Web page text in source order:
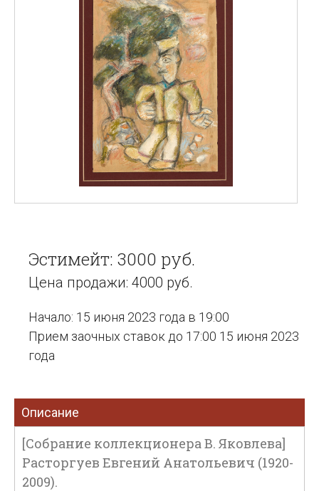
Эстимейт: 3000 руб.
Цена продажи: 4000 руб.
Начало: 15 июня 2023 года в 19:00
Прием заочных ставок до 17:00 15 июня 2023
года
Описание
[Собрание коллекционера В. Яковлева]
Расторгуев Евгений Анатольевич (1920-
2009).